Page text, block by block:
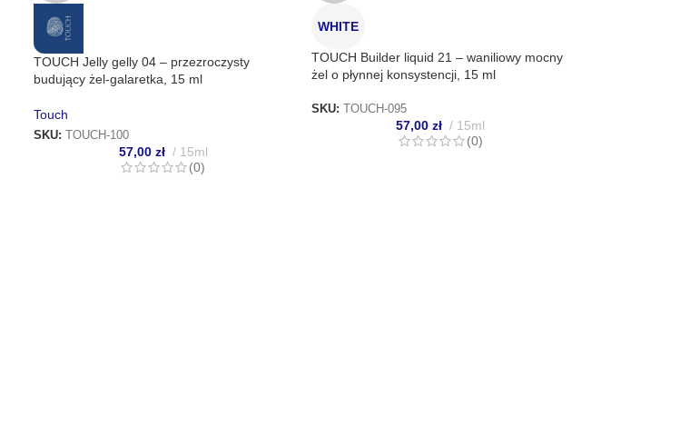
TOUCH Jelly gelly 04 – przezroczysty
budujący żel-galaretka, 15 ml
Touch
SKU: TOUCH-100
57,00 zł
15ml
(0)
WHITE
TOUCH Builder liquid 21 – waniliowy mocny
żel o płynnej konsystencji, 15 ml
SKU: TOUCH-095
57,00zł
15ml
(0)